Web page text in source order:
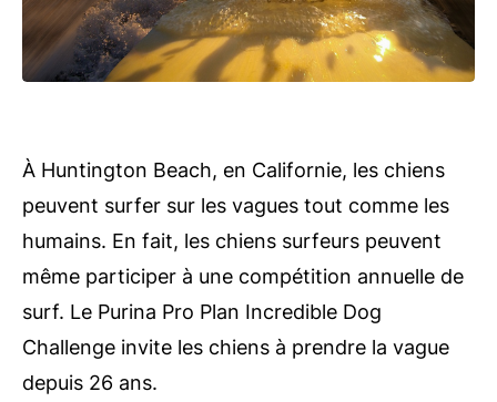
À Huntington Beach, en Californie, les chiens
peuvent surfer sur les vagues tout comme les
humains. En fait, les chiens surfeurs peuvent
même participer à une compétition annuelle de
surf. Le Purina Pro Plan Incredible Dog
Challenge invite les chiens à prendre la vague
depuis 26 ans.